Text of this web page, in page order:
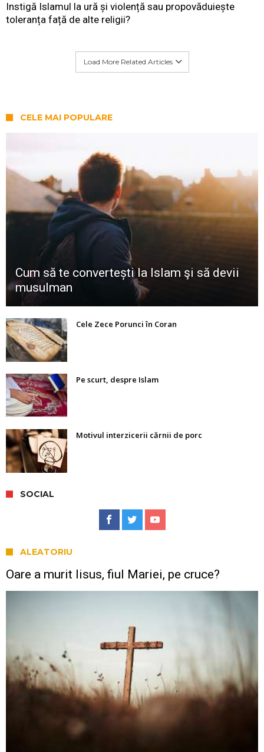
Instigă Islamul la ură și violență sau propovăduiește
toleranța față de alte religii?
Load More Related Articles
CELE MAI POPULARE
Cum să te convertești la Islam şi să devii
musulman
Cele Zece Porunci în Coran
Pe scurt, despre Islam
Motivul interzicerii cărnii de porc
SOCIAL
ALEATORIU
Oare a murit Iisus, fiul Mariei, pe cruce?